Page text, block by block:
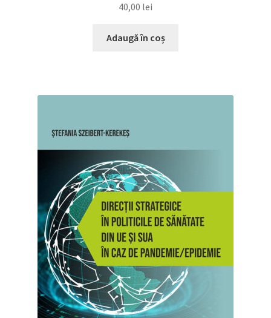
40,00 lei
Adaugă în coș